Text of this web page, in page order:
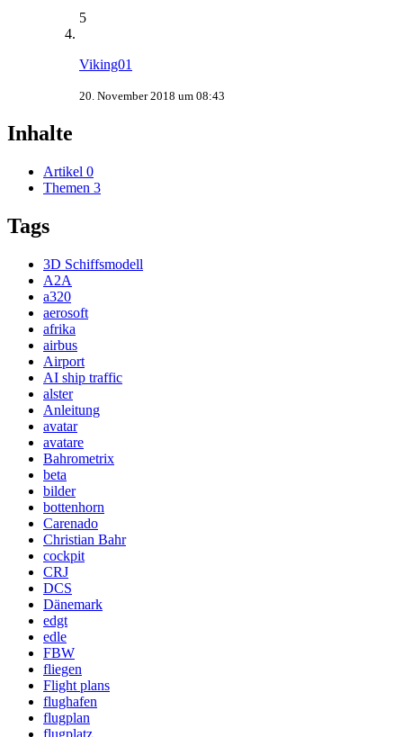
5
Viking01
20. November 2018 um 08:43
Inhalte
Artikel 0
Themen 3
Tags
3D Schiffsmodell
A2A
a320
aerosoft
afrika
airbus
Airport
AI ship traffic
alster
Anleitung
avatar
avatare
Bahrometrix
beta
bilder
bottenhorn
Carenado
Christian Bahr
cockpit
CRJ
DCS
Dänemark
edgt
edle
FBW
fliegen
Flight plans
flughafen
flugplan
flugplatz